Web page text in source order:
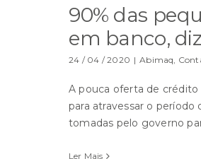
90% das
em banco,
24 / 04 / 2020 | Abimaq,
A pouca oferta de
para atravessar o
tomadas pelo governo
Ler Mais